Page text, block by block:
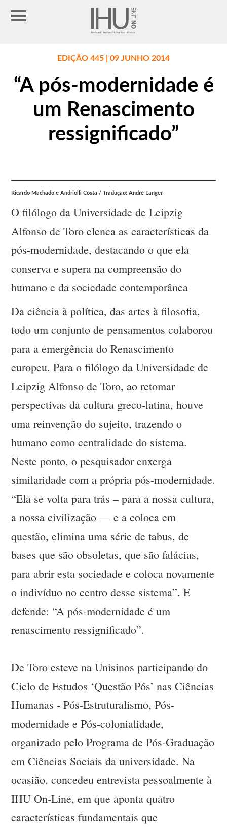
EDIÇÃO 445 | 09 JUNHO 2014
“A pós-modernidade é
um Renascimento
ressignificado”
Ricardo Machado e Andriolli Costa / Tradução: André Langer
O filólogo da Universidade de Leipzig
Alfonso de Toro elenca as características da
pós-modernidade, destacando o que ela
conserva e supera na compreensão do
humano e da sociedade contemporânea
Da ciência à política, das artes à filosofia,
todo um conjunto de pensamentos colaborou
para a emergência do Renascimento
europeu. Para o filólogo da Universidade de
Leipzig Alfonso de Toro, ao retomar
perspectivas da cultura greco-latina, houve
uma reinvenção do sujeito, trazendo o
humano como centralidade do sistema.
Neste ponto, o pesquisador enxerga
similaridade com a própria pós-modernidade.
“Ela se volta para trás – para a nossa cultura,
a nossa civilização — e a coloca em
questão, elimina uma série de tabus, de
bases que são obsoletas, que são falácias,
para abrir esta sociedade e coloca novamente
o indivíduo no centro desse sistema”. E
defende: “A pós-modernidade é um
renascimento ressignificado”.
De Toro esteve na Unisinos participando do
Ciclo de Estudos ‘Questão Pós’ nas Ciências
Humanas - Pós-Estruturalismo, Pós-
modernidade e Pós-colonialidade,
organizado pelo Programa de Pós-Graduação
em Ciências Sociais da universidade. Na
ocasião, concedeu entrevista pessoalmente à
IHU On-Line, em que aponta quatro
características fundamentais que